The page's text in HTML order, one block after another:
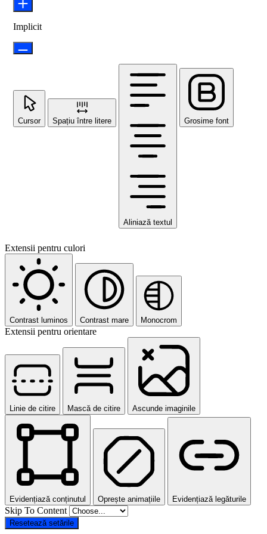
Implicit
Cursor Spațiu între litere
Aliniază textul
Grosime font
Extensii pentru culori
Contrast luminos Contrast mare Monocrom
Extensii pentru orientare
Linie de citire Mască de citire Ascunde imaginile
Evidențiază conținutul Oprește animațiile Evidențiază legăturile
Skip To Content
Resetează setările